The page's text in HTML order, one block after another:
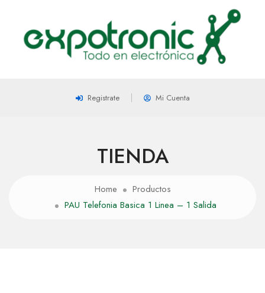
Registrate Mi Cuenta
TIENDA
Home
Productos
PAU Telefonia Basica 1 Linea – 1 Salida